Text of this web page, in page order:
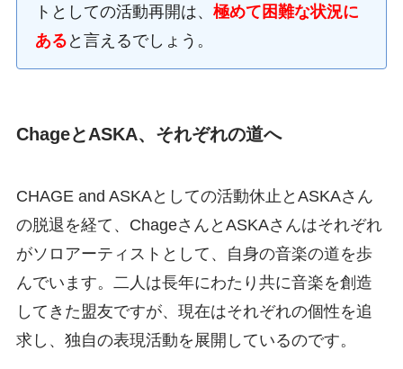
トとしての活動再開は、 極めて困難な状況に
ある と言えるでしょう。
ChageとASKA、それぞれの道へ
CHAGE and ASKAとしての活動休止とASKAさん
の脱退を経て、ChageさんとASKAさんはそれぞれ
がソロアーティストとして、自身の音楽の道を歩
んでいます。二人は長年にわたり共に音楽を創造
してきた盟友ですが、現在はそれぞれの個性を追
求し、独自の表現活動を展開しているのです。